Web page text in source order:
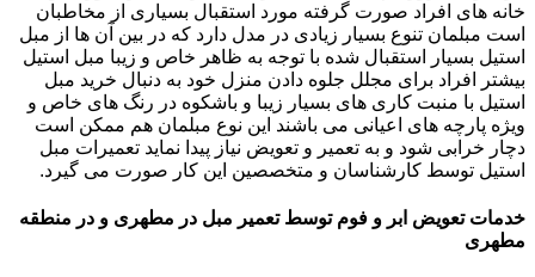
خانه های افراد صورت گرفته مورد استقبال بسیاری از مخاطبان
است مبلمان تنوع بسیار زیادی در مدل دارد که در بین آن ها از مبل
استیل بسیار استقبال شده با توجه به ظاهر خاص و زیبا مبل استیل
بیشتر افراد برای مجلل جلوه دادن منزل خود به دنبال خرید مبل
استیل با منبت کاری های بسیار زیبا و باشکوه در رنگ های خاص و
ویژه پارچه های اعیانی می باشند این نوع مبلمان هم ممکن است
دچار خرابی شود و به تعمیر و تعویض نیاز پیدا نماید تعمیرات مبل
استیل توسط کارشناسان و متخصصین این کار صورت می گیرد.
خدمات تعویض ابر و فوم توسط تعمیر مبل در مطهری و در منطقه
مطهری